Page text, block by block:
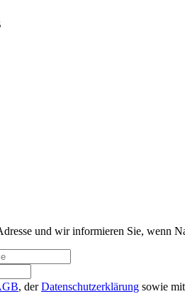
und wir informieren Sie, wenn
, derDatenschutzerklärung sowie